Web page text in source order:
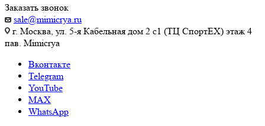
Заказать звонок
sale@mimicrya.ru
г. Москва, ул. 5-я Кабельная дом 2 с1 (ТЦ СпортEX) этаж 4
пав. Mimicrya
Вконтакте
Telegram
YouTube
MAX
WhatsApp